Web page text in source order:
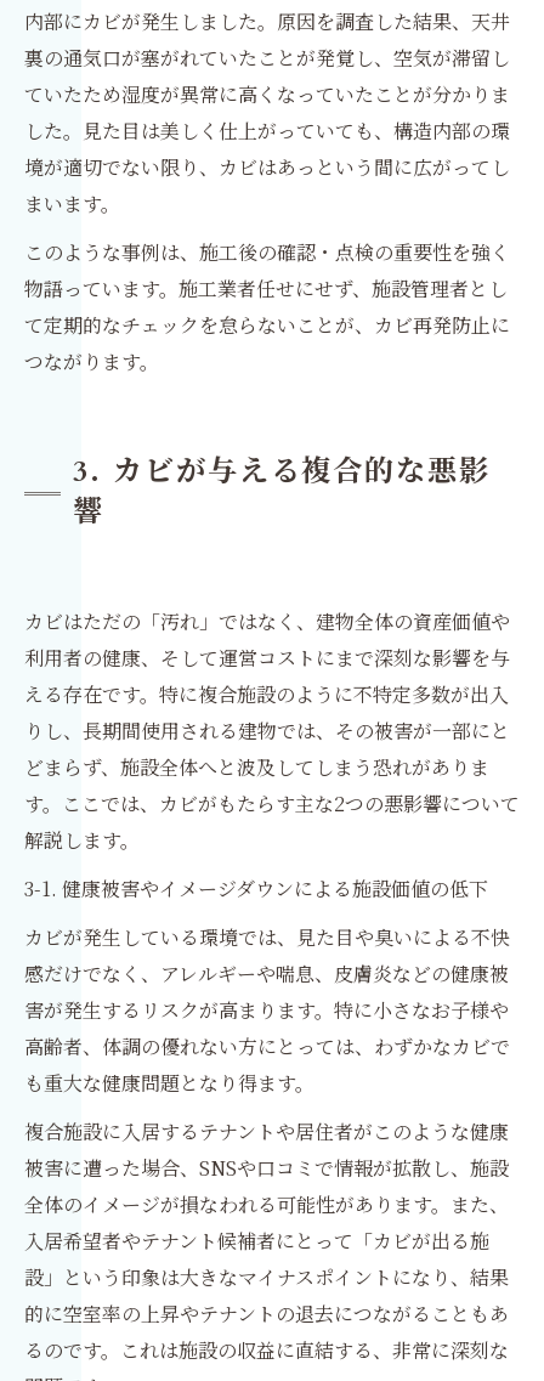
内部にカビが発生しました。原因を調査した結果、天井
裏の通気口が塞がれていたことが発覚し、空気が滞留し
ていたため湿度が異常に高くなっていたことが分かりま
した。見た目は美しく仕上がっていても、構造内部の環
境が適切でない限り、カビはあっという間に広がってし
まいます。
このような事例は、施工後の確認・点検の重要性を強く
物語っています。施工業者任せにせず、施設管理者とし
て定期的なチェックを怠らないことが、カビ再発防止に
つながります。
3. カビが与える複合的な悪影
響
カビはただの「汚れ」ではなく、建物全体の資産価値や
利用者の健康、そして運営コストにまで深刻な影響を与
える存在です。特に複合施設のように不特定多数が出入
りし、長期間使用される建物では、その被害が一部にと
どまらず、施設全体へと波及してしまう恐れがありま
す。ここでは、カビがもたらす主な2つの悪影響について
解説します。
3-1. 健康被害やイメージダウンによる施設価値の低下
カビが発生している環境では、見た目や臭いによる不快
感だけでなく、アレルギーや喘息、皮膚炎などの健康被
害が発生するリスクが高まります。特に小さなお子様や
高齢者、体調の優れない方にとっては、わずかなカビで
も重大な健康問題となり得ます。
複合施設に入居するテナントや居住者がこのような健康
被害に遭った場合、SNSや口コミで情報が拡散し、施設
全体のイメージが損なわれる可能性があります。また、
入居希望者やテナント候補者にとって「カビが出る施
設」という印象は大きなマイナスポイントになり、結果
的に空室率の上昇やテナントの退去につながることもあ
るのです。これは施設の収益に直結する、非常に深刻な